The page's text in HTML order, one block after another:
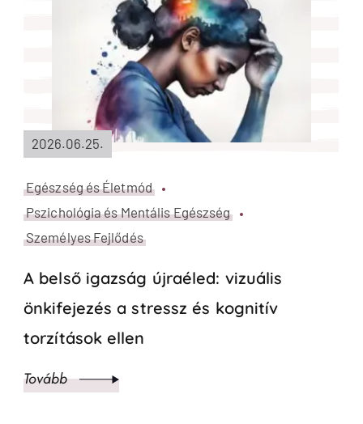
2026.06.25.
Egészség és Életmód
Pszichológia és Mentális Egészség
Személyes Fejlődés
A belső igazság újraéled: vizuális
önkifejezés a stressz és kognitív
torzítások ellen
Tovább